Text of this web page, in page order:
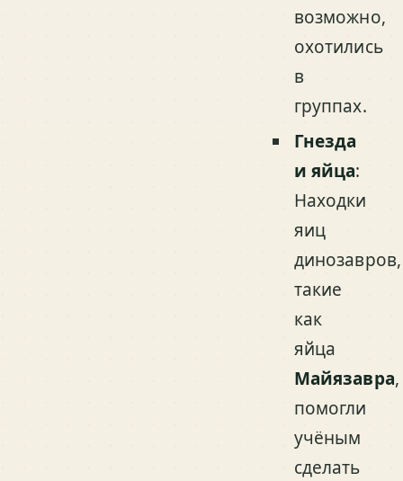
возможно,
охотились
в
группах.
Гнезда
и яйца:
Находки
яиц
динозавров,
такие
как
яйца
Майязавра,
помогли
учёным
сделать